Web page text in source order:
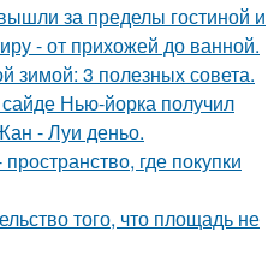
за пределы гостиной и
- от прихожей до ванной.
зимой: 3 полезных совета.
Нью-йорка получил
- Луи деньо.
где покупки
того, что площадь не